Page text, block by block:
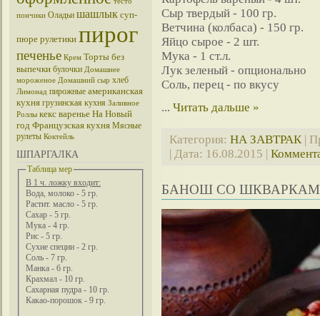
пончики Оладьи шашлык суп-
пюре рулетики пирог
печенье Крем Торты без
выпечки булочки Домашнее
мороженое Домашний сыр хлеб
Лимонад пирожные американская
кухня грузинская кухня Заливное
Роллы кекс варенье На Новый
год Французская кухня Мясные
рулеты Коктейль
ШПАРГАЛКА
Таблица мер
В 1 ч. ложку входит:
Вода, молоко - 5 гр.
Растит. масло - 5 гр.
Сахар - 5 гр.
Мука - 4 гр.
Рис - 5 гр.
Сухие специи - 2 гр.
Соль - 7 гр.
Манка - 6 гр.
Крахмал - 10 гр.
Сахарная пудра - 10 гр.
Какао-порошок - 9 гр.
Сыр твердый - 100 гр.
Ветчина (колбаса) - 150 гр.
Яйцо сырое - 2 шт.
Мука - 1 ст.л.
Лук зеленый - опционально
Соль, перец - по вкусу
... Читать дальше »
Категория: НА ЗАВТРАК|
| Дата: 16.08.2015 |
БАНОШ СО